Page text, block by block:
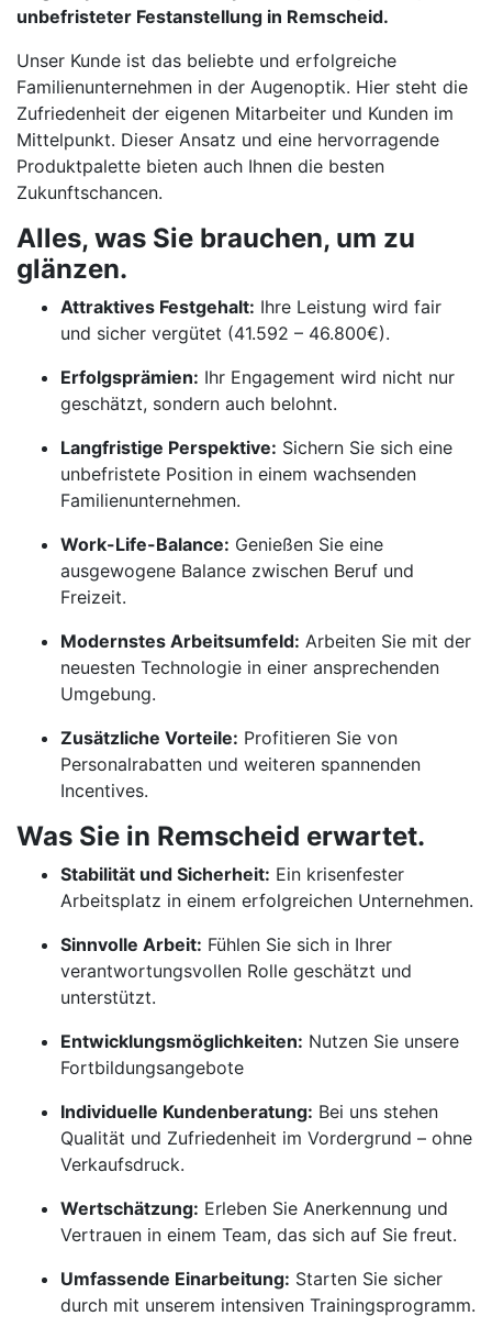
unbefristeter Festanstellung in Remscheid.
Unser Kunde ist das beliebte und erfolgreiche
Familienunternehmen in der Augenoptik. Hier steht die
Zufriedenheit der eigenen Mitarbeiter und Kunden im
Mittelpunkt. Dieser Ansatz und eine hervorragende
Produktpalette bieten auch Ihnen die besten
Zukunftschancen.
Alles, was Sie brauchen, um zu
glänzen.
Attraktives Festgehalt: Ihre Leistung wird fair
und sicher vergütet (41.592 – 46.800€).
Erfolgsprämien: Ihr Engagement wird nicht nur
geschätzt, sondern auch belohnt.
Langfristige Perspektive: Sichern Sie sich eine
unbefristete Position in einem wachsenden
Familienunternehmen.
Work-Life-Balance: Genießen Sie eine
ausgewogene Balance zwischen Beruf und
Freizeit.
Modernstes Arbeitsumfeld: Arbeiten Sie mit der
neuesten Technologie in einer ansprechenden
Umgebung.
Zusätzliche Vorteile: Profitieren Sie von
Personalrabatten und weiteren spannenden
Incentives.
Was Sie in Remscheid erwartet.
Stabilität und Sicherheit: Ein krisenfester
Arbeitsplatz in einem erfolgreichen Unternehmen.
Sinnvolle Arbeit: Fühlen Sie sich in Ihrer
verantwortungsvollen Rolle geschätzt und
unterstützt.
Entwicklungsmöglichkeiten: Nutzen Sie unsere
Fortbildungsangebote
Individuelle Kundenberatung: Bei uns stehen
Qualität und Zufriedenheit im Vordergrund – ohne
Verkaufsdruck.
Wertschätzung: Erleben Sie Anerkennung und
Vertrauen in einem Team, das sich auf Sie freut.
Umfassende Einarbeitung: Starten Sie sicher
durch mit unserem intensiven Trainingsprogramm.